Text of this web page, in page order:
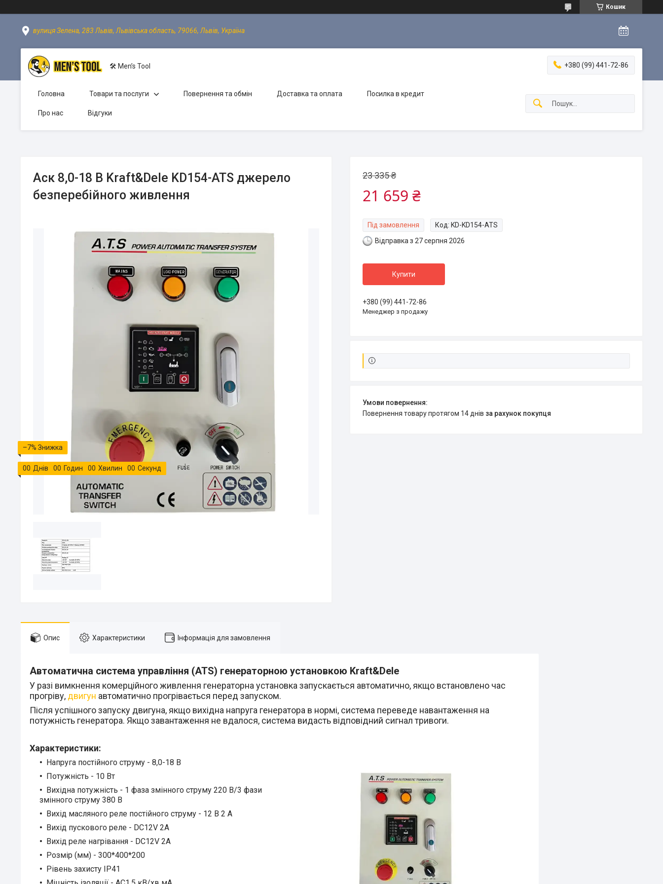
Кошик
вулиця Зелена, 283 Львів, Львівська область, 79066, Львів, Україна
🛠 Men’s Tool +380 (99) 441-72-86
Головна Товари та послуги Повернення та обмін Доставка та оплата Посилка в кредит
Про нас Відгуки
Аск 8,0-18 В Kraft&Dele KD154-ATS джерело
безперебійного живлення
–7%
00 Днів 00 Годин 00 Хвилин 00 Секунд
23 335 ₴
21 659 ₴
Під замовлення Код: KD-KD154-ATS
Відправка з 27 серпня 2026
Купити
+380 (99) 441-72-86
Менеджер з продажу
повернення товару протягом 14 днів за рахунок покупця
Опис Характеристики Інформація для замовлення
Автоматична система управління (ATS) генераторною установкою Kraft&Dele
У разі вимкнення комерційного живлення генераторна установка запускається автоматично, якщо встановлено час
прогріву, двигун автоматично прогрівається перед запуском.
Після успішного запуску двигуна, якщо вихідна напруга генератора в нормі, система переведе навантаження на
потужність генератора. Якщо завантаження не вдалося, система видасть відповідний сигнал тривоги.
Характеристики:
Напруга постійного струму - 8,0-18 В
Потужність - 10 Вт
Вихідна потужність - 1 фаза змінного струму 220 В/3 фази
змінного струму 380 В
Вихід масляного реле постійного струму - 12 В 2 А
Вихід пускового реле - DC12V 2A
Вихід реле нагрівання - DC12V 2A
Розмір (мм) - 300*400*200
Рівень захисту IP41